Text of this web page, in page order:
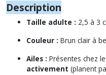
Description
Taille adulte : 2,5 à 3
Couleur : Brun clair à
Ailes : Présentes chez
activement (planent